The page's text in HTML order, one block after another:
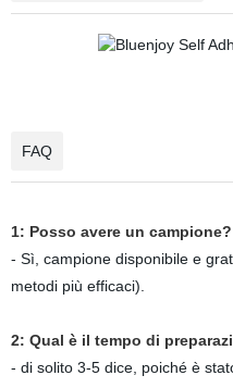
FAQ
1: Posso avere un campione?
- Sì, campione disponibile e
metodi più efficaci).
2: Qual è il tempo di
- di solito 3-5 dice, poiché è